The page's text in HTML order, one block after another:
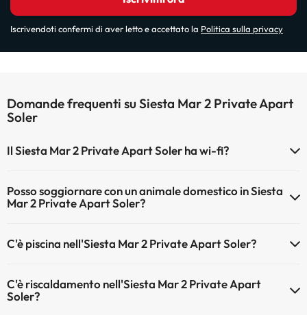
Iscrivendoti confermi di aver letto e accettato la Politica sulla privacy
Domande frequenti su Siesta Mar 2 Private Apart
Soler
Il Siesta Mar 2 Private Apart Soler ha wi-fi?
Posso soggiornare con un animale domestico in Siesta
Mar 2 Private Apart Soler?
C'è piscina nell'Siesta Mar 2 Private Apart Soler?
Qui potete trovare maggiori informazioni sulla piscina e sulle altri
installazioni.
C'è riscaldamento nell'Siesta Mar 2 Private Apart
Soler?